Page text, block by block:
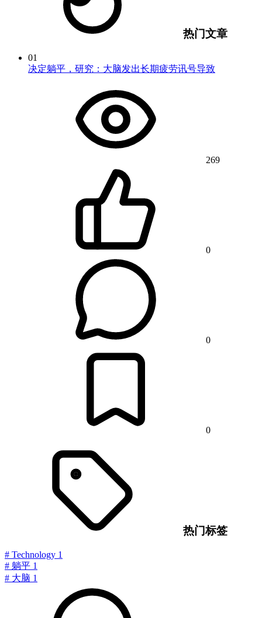
热门文章
01
决定躺平，研究：大脑发出长期疲劳讯号导致
269
0
0
0
热门标签
# Technology 1
# 躺平 1
# 大脑 1